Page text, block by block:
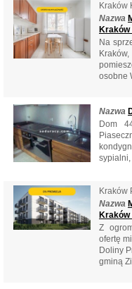
Kraków
Nazwa
Na
osobne
Nazwa
Dom
sypialni,
Kraków
Nazwa
Kraków
Z
ofertę
Doliny
gminą